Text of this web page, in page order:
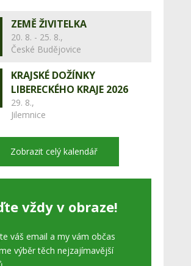
ZEMĚ ŽIVITELKA
20. 8. - 25. 8.,
České Budějovice
KRAJSKÉ DOŽÍNKY
LIBERECKÉHO KRAJE 2026
29. 8.,
Jilemnice
Zobrazit celý kalendář
vždy v obraze!
váš email a my vám občas
výběr těch nejzajímavější